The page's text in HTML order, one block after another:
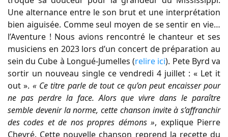
Une alternance entre le son brut et une interprétation
bien aiguisée. Comme seul moyen de se sentir en vie…
l’Aventure ! Nous avions rencontré le chanteur et ses
musiciens en 2023 lors d’un concert de préparation au
sein du Cube à Longué-Jumelles (relire ici). Pete Byrd va
sortir un nouveau single ce vendredi 4 juillet : « Let it
out ». « Ce titre parle de tout ce qu’on peut encaisser pour
ne pas perdre la face. Alors que vivre dans le paraître
semble devenir la norme, cette chanson invite à s’affranchir
des codes et de nos propres démons », explique Pierre
Chevré. Cette nouvelle chanson reprend la recette du